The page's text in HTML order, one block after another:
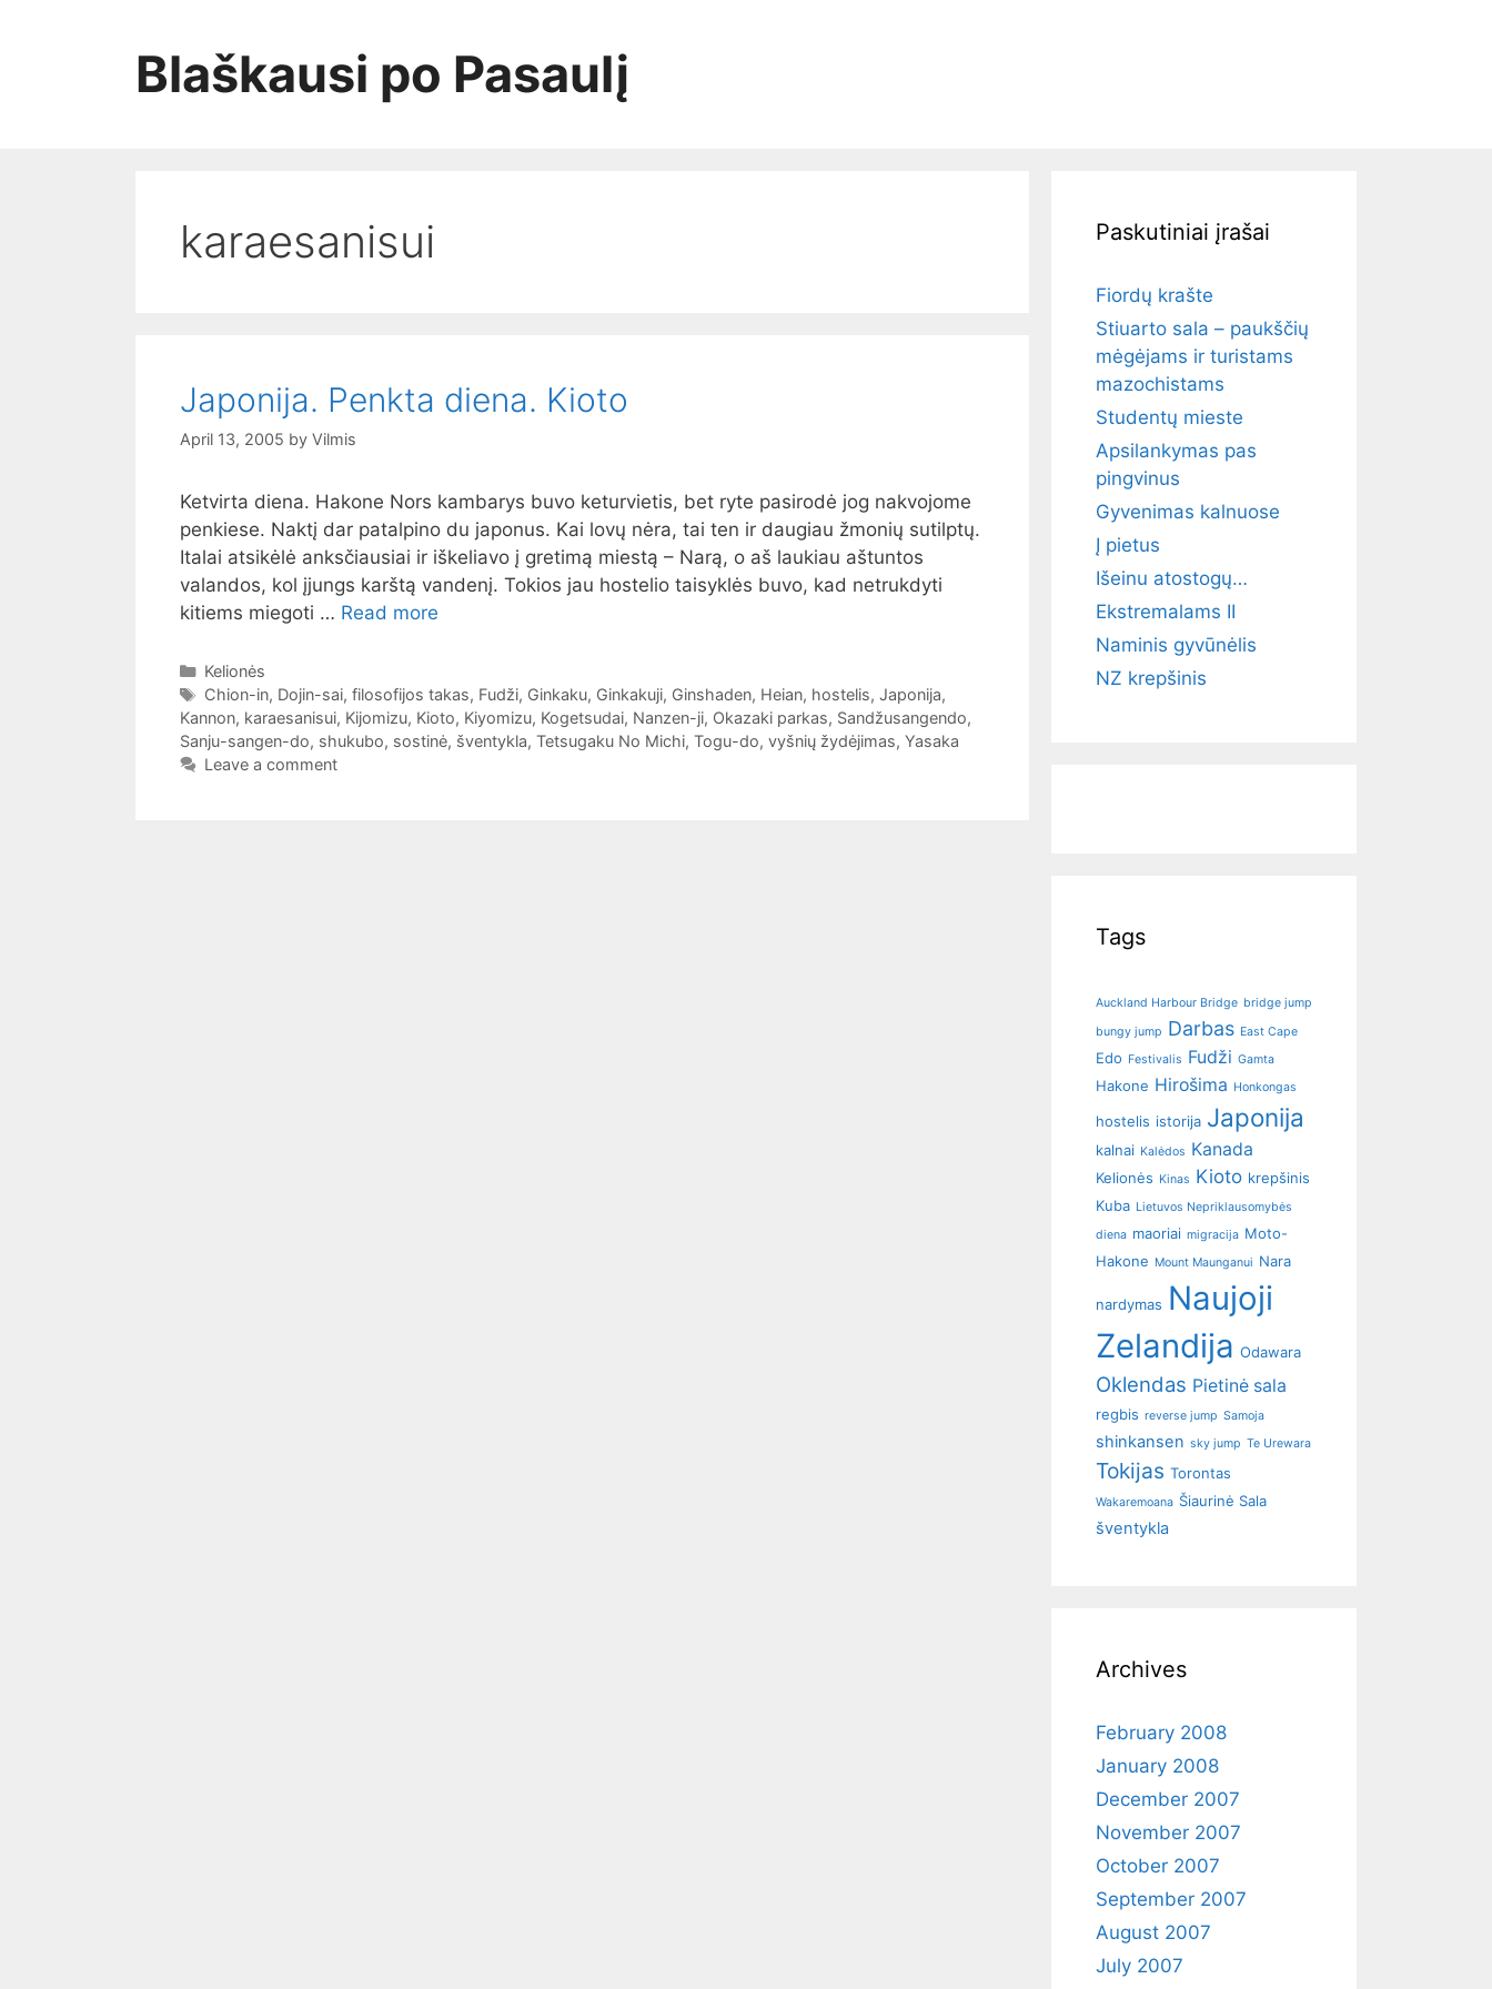
Blaškausi po Pasaulį
karaesanisui
Japonija. Penkta diena. Kioto
April 13, 2005 by Vilmis
Ketvirta diena. Hakone Nors kambarys buvo keturvietis, bet ryte pasirodė jog nakvojome
penkiese. Naktį dar patalpino du japonus. Kai lovų nėra, tai ten ir daugiau žmonių sutilptų.
Italai atsikėlė anksčiausiai ir iškeliavo į gretimą miestą – Narą, o aš laukiau aštuntos
valandos, kol įjungs karštą vandenį. Tokios jau hostelio taisyklės buvo, kad netrukdyti
kitiems miegoti … Read more
Categories
Kelionės
Tags
Chion-in, Dojin-sai, filosofijos takas, Fudži, Ginkaku, Ginkakuji, Ginshaden, Heian, hostelis, Japonija,
Kannon, karaesanisui, Kijomizu, Kioto, Kiyomizu, Kogetsudai, Nanzen-ji, Okazaki parkas, Sandžusangendo,
Sanju-sangen-do, shukubo, sostinė, šventykla, Tetsugaku No Michi, Togu-do, vyšnių žydėjimas, Yasaka
Leave a comment
Paskutiniai įrašai
Fiordų krašte
Stiuarto sala – paukščių
mėgėjams ir turistams
mazochistams
Studentų mieste
Apsilankymas pas
pingvinus
Gyvenimas kalnuose
Į pietus
Išeinu atostogų…
Ekstremalams II
Naminis gyvūnėlis
NZ krepšinis
Tags
Auckland Harbour Bridge bridge jump
bungy jump Darbas East Cape
Edo Festivalis Fudži Gamta
Hakone Hirošima Honkongas
hostelis istorija Japonija
kalnai Kalėdos Kanada
Kelionės Kinas Kioto krepšinis
Kuba Lietuvos Nepriklausomybės
diena maoriai migracija Moto-
Hakone Mount Maunganui Nara
nardymas Naujoji
Zelandija Odawara
Oklendas Pietinė sala
regbis reverse jump Samoja
shinkansen sky jump Te Urewara
Tokijas Torontas
Wakaremoana Šiaurinė Sala
šventykla
Archives
February 2008
January 2008
December 2007
November 2007
October 2007
September 2007
August 2007
July 2007